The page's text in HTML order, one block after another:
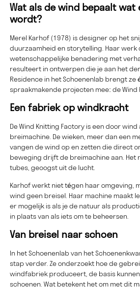
Wat als de wind bepaalt wat
wordt?
Merel Karhof (1978) is designer op het
duurzaamheid en storytelling. Haar
wetenschappelijke benadering met
resulteert in ontwerpen die je aan het
Residence in het Schoenenlab brengt ze
spraakmakende projecten mee: de Wind
Een fabriek op windkracht
De Wind Knitting Factory is een door
breimachine. De wieken, meer dan een
vangen de wind op en zetten die direct
beweging drijft de breimachine aan.
tubes, geoogst uit de lucht.
Karhof werkt niet tégen haar omgeving,
wind geen breisel. Haar machine maakt
er mogelijk is als je de natuur als
in plaats van als iets om te beheersen.
Van breisel naar schoen
In het Schoenenlab van het
stap verder. Ze onderzoekt hoe de
windfabriek produceert, de basis
schoenen. Wat betekent het om met dit